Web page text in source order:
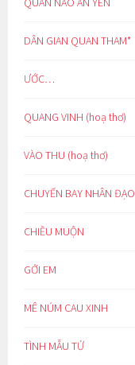
DÂN GIAN QUAN THAM*
ƯỚC…
QUANG VINH (hoạ thơ)
VÀO THU (hoạ thơ)
CHUYẾN BAY NHÂN ĐẠO
CHIỀU MUỘN
GỞI EM
MÊ NÚM CAU XINH
TÌNH MẪU TỬ